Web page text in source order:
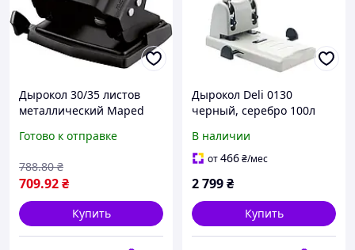
Дырокол 30/35 листов
металлический Maped
MP.403411
Готово к отправке
709.92₴
788.80 ₴
Купить
Дырокол Deli 0130
черный, серебро 100л
В наличии
от466₴/мес
2 799₴
Купить